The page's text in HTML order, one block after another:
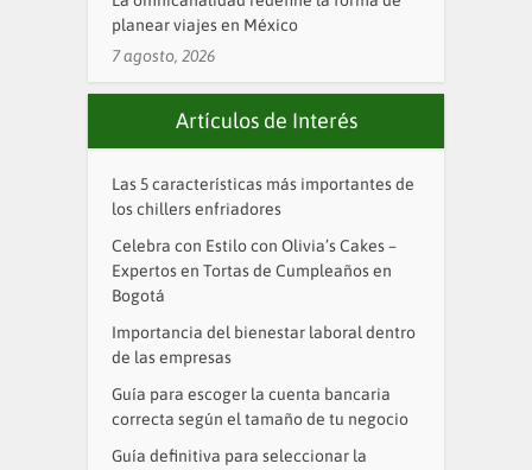
planear viajes en México
7 agosto, 2026
Artículos de Interés
Las 5 características más importantes de
los chillers enfriadores
Celebra con Estilo con Olivia’s Cakes –
Expertos en Tortas de Cumpleaños en
Bogotá
Importancia del bienestar laboral dentro
de las empresas
Guía para escoger la cuenta bancaria
correcta según el tamaño de tu negocio
Guía definitiva para seleccionar la